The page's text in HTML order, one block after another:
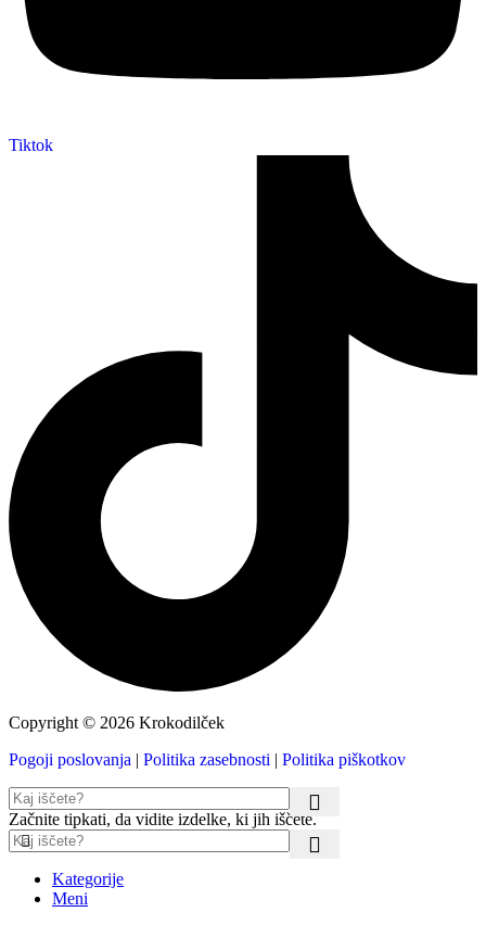
Tiktok
Copyright © 2026 Krokodilček
Pogoji poslovanja | Politika zasebnosti | Politika piškotkov
Začnite tipkati, da vidite izdelke, ki jih iščete.
Kategorije
Meni